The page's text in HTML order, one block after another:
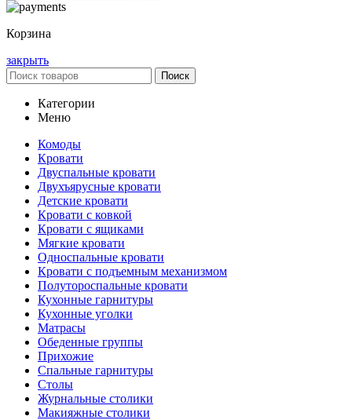
Корзина
закрыть
Поиск
Категории
Меню
Комоды
Кровати
Двуспальные кровати
Двухъярусные кровати
Детские кровати
Кровати с ковкой
Кровати с ящиками
Мягкие кровати
Односпальные кровати
Кровати с подъемным механизмом
Полутороспальные кровати
Кухонные гарнитуры
Кухонные уголки
Матрасы
Обеденные группы
Прихожие
Спальные гарнитуры
Столы
Журнальные столики
Макияжные столики